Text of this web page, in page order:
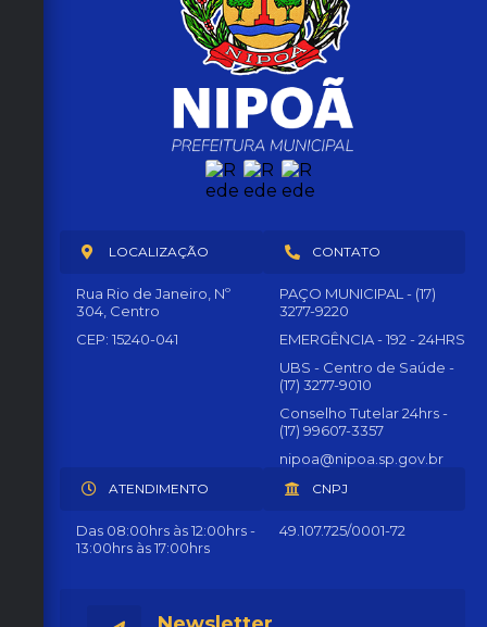
LOCALIZAÇÃO
Rua Rio de Janeiro, Nº
304, Centro
CEP: 15240-041
CONTATO
PAÇO MUNICIPAL - (17)
3277-9220
EMERGÊNCIA - 192 - 24HRS
UBS - Centro de Saúde -
(17) 3277-9010
Conselho Tutelar 24hrs -
(17) 99607-3357
nipoa@nipoa.sp.gov.br
ATENDIMENTO
Das 08:00hrs às 12:00hrs -
13:00hrs às 17:00hrs
CNPJ
49.107.725/0001-72